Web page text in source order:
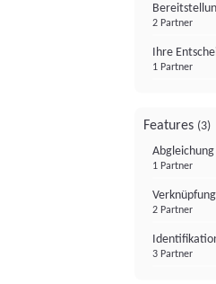
2 Partner
Ihre
1 Partner
Features (3)
1 Partner
2 Partner
3 Partner